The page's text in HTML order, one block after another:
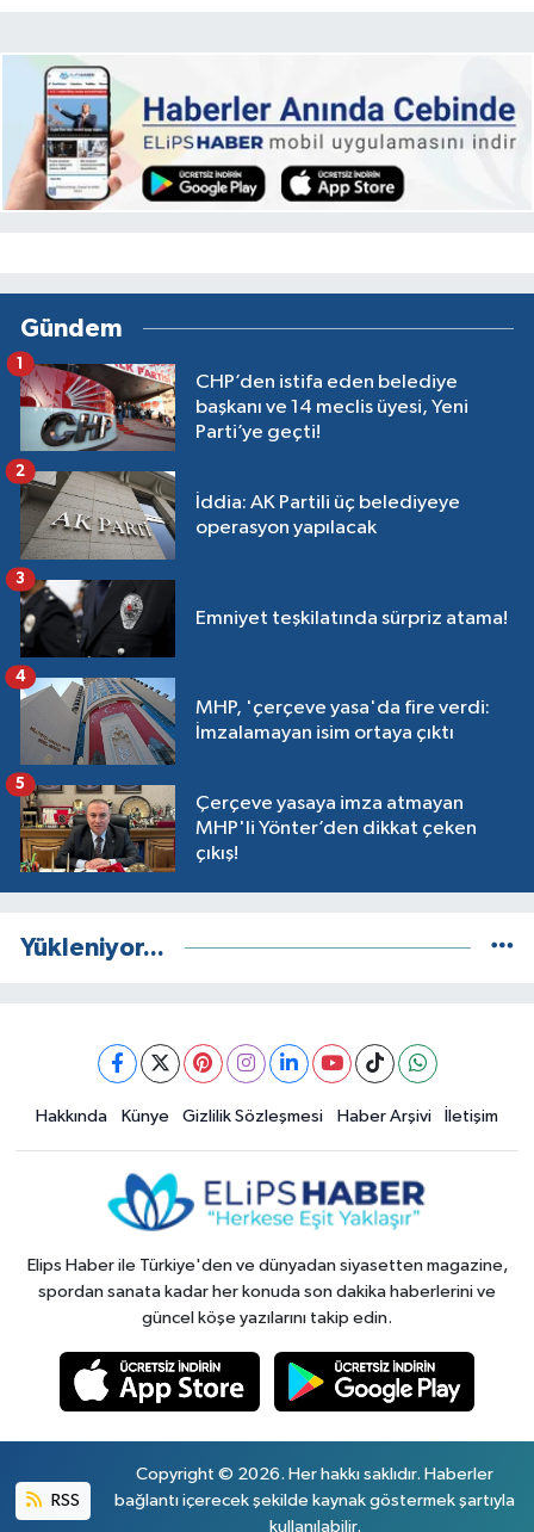
Gündem
CHP’den istifa eden belediye
başkanı ve 14 meclis üyesi, Yeni
Parti’ye geçti!
1
İddia: AK Partili üç belediyeye
operasyon yapılacak
2
Emniyet teşkilatında sürpriz atama!
3
MHP, 'çerçeve yasa'da fire verdi:
İmzalamayan isim ortaya çıktı
4
Çerçeve yasaya imza atmayan
MHP'li Yönter’den dikkat çeken
çıkış!
5
Yükleniyor...
Hakkında Künye Gizlilik Sözleşmesi Haber Arşivi İletişim
Elips Haber ile Türkiye'den ve dünyadan siyasetten magazine,
spordan sanata kadar her konuda son dakika haberlerini ve
güncel köşe yazılarını takip edin.
RSS
Copyright © 2026. Her hakkı saklıdır. Haberler
bağlantı içerecek şekilde kaynak göstermek şartıyla
kullanılabilir.